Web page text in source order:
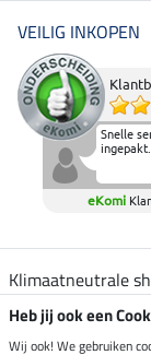
VEILIG INKOPEN
Snelle
ingepakt.
eKomi
Klimaatneutrale
Verzending per
Heb jij ook een
Wij ook! We gebruiken